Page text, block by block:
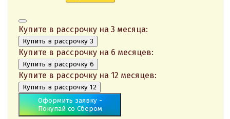
Купите в рассрочку на 3 месяца:
Купить в рассрочку 3
Купите в рассрочку на 6 месяцев:
Купить в рассрочку 6
Купите в рассрочку на 12 месяцев:
Купить в рассрочку 12
Оформить заявку -
Покупай со Сбером